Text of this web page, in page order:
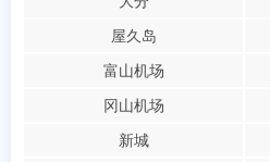
屋久岛
富山机场
冈山机场
新城